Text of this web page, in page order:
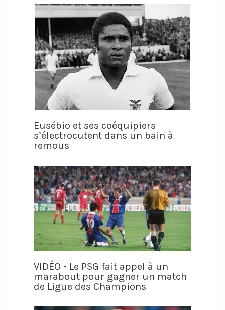
Eusébio et ses coéquipiers
s’électrocutent dans un bain à
remous
VIDÉO - Le PSG fait appel à un
marabout pour gagner un match
de Ligue des Champions